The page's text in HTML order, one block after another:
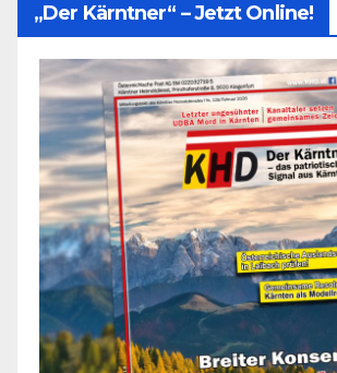
„Der Kärntner“ – Jetzt Online!